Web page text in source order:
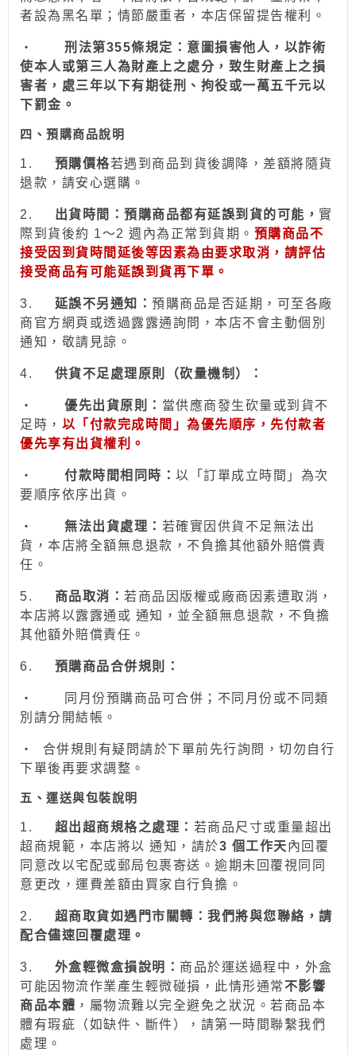
者設為 黑名單；情節嚴重者， 本店保留提告權利 。
‧
刑法第355條規定：意圖損害他人，以詐術
使本人或第三人為財產上之處分，致生財產上之損
害者，處三年以下有期徒刑、拘役或一萬五千元以
下罰金。
四、預購商品說明
1. 預購價格若遇到 商品到貨後調降，差額將隨貨
退款，請安心選購。
2. 出貨時間：預購商品都有延誤到貨的可能， 實
際到貨後約 1～2 週內為正常到貨期。 預購商品不
接受因到貨時間 延後等因素為由要求取消，請評估
接受商品有可能延誤到貨再下單。
3. 延誤不另通知： 預購商品是否延期，可至各廠
商官方網頁或透過露露通詢問，本店不會主動個別
通知 ，敬請見諒。
4. 供貨不足處理原則（砍量機制）：
‧ 優先出貨原則： 當供應商發生砍量或到貨不
足時， 以「付款完成時間」為優先順序，先付款者
優先享有出貨權利。
‧ 付款時間相同時： 以「訂單成立時間」為次
要順序依序出貨。
‧ 無法出貨處理： 若確實因供貨不足無法出
貨，本店將全額無息退款，不負擔其他額外賠償責
任。
5. 商品取消： 若商品因版權或廠商因素遭取消，
本店將以露露通或 通知，並全額無息退款 ，不負擔
其他額外賠償責任。
6. 預購商品合併規則：
‧
同月份預購商品可合併；不同月份或不同類
別請分開結帳。
‧ 合併規則有疑問請於下單前先行詢問，切勿自行
下單後再要求調整。
五、運送與包裝說明
1. 超出超商規格之處理： 若商品尺寸或重量超出
超商規範，本店將以 通知，請於3 個工作天內回覆
同意改以宅配或郵局包裹寄送。逾期未回覆視同同
意更改，運費差額由買家自行負擔。
2.
超商取貨如遇門市關轉：我們將與您聯絡，請
配合儘速回覆處理。
3. 外盒輕微盒損說明： 商品於運送過程中，外盒
可能因物流作業產生輕微碰損，此情形通常不影響
商品本體 ，屬物流難以完全避免之狀況。若商品本
體有瑕疵（如缺件、斷件），請第一時間聯繫我們
處理。